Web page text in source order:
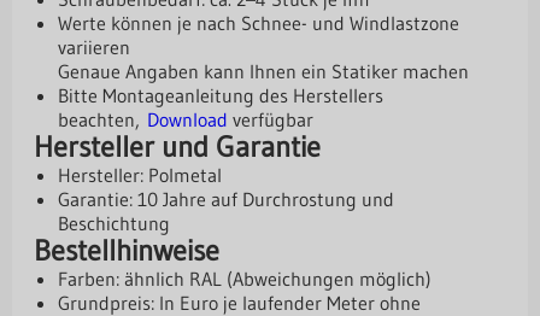
Werte können je nach Schnee- und Windlastzone
variieren
Genaue Angaben kann Ihnen ein Statiker machen
Bitte Montageanleitung des Herstellers
beachten, Download verfügbar
Hersteller und Garantie
Hersteller: Polmetal
Garantie: 10 Jahre auf Durchrostung und
Beschichtung
Bestellhinweise
Farben: ähnlich RAL (Abweichungen möglich)
Grundpreis: In Euro je laufender Meter ohne